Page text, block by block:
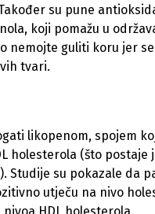
su pune
koji pomažu u
nemojte guliti koru jer
tvari.
likopenom, spojem
holesterola (što postaje
Studije su pokazale da
utječu na nivo